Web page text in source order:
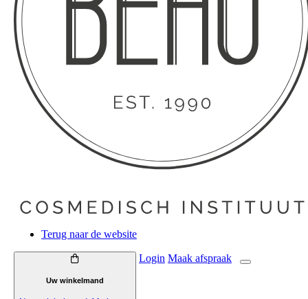
Terug naar de website
Uw winkelmand
Login Maak afspraak